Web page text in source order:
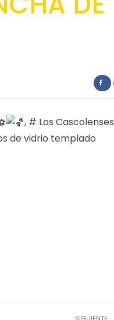
, # Los Cascolenses
de vidrio templado